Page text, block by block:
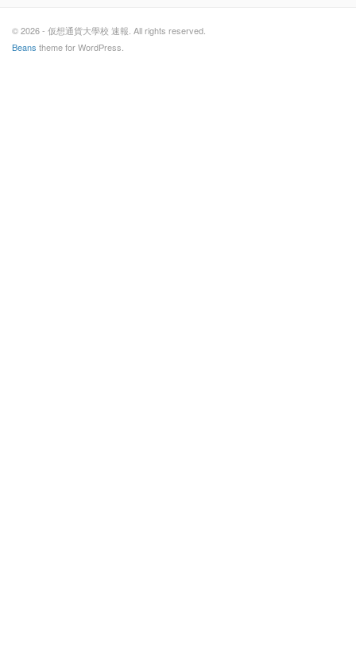
© 2026 - 仮想通貨大學校 速報. All rights reserved.
Beans theme for WordPress.